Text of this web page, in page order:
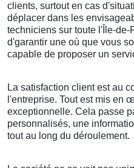
clients, surtout en cas
déplacer dans les
techniciens sur toute l'Île-
d'garantir une où que vous
capable de proposer un
La satisfaction client est au
l'entreprise. Tout est mis en
exceptionnelle. Cela passe
personnalisés, une
tout au long du déroulement.